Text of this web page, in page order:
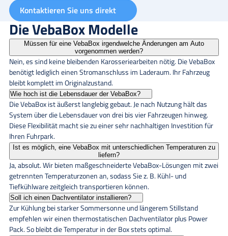
Kontaktieren Sie uns direkt
Die VebaBox Modelle
Müssen für eine VebaBox irgendwelche Änderungen am Auto
vorgenommen werden?
Nein, es sind keine bleibenden Karosseriearbeiten nötig. Die VebaBox
benötigt lediglich einen Stromanschluss im Laderaum. Ihr Fahrzeug
bleibt komplett im Originalzustand.
Wie hoch ist die Lebensdauer der VebaBox?
Die VebaBox ist äußerst langlebig gebaut. Je nach Nutzung hält das
System über die Lebensdauer von drei bis vier Fahrzeugen hinweg.
Diese Flexibilität macht sie zu einer sehr nachhaltigen Investition für
Ihren Fuhrpark.
Ist es möglich, eine VebaBox mit unterschiedlichen Temperaturen zu
liefern?
Ja, absolut. Wir bieten maßgeschneiderte VebaBox-Lösungen mit zwei
getrennten Temperaturzonen an, sodass Sie z. B. Kühl- und
Tiefkühlware zeitgleich transportieren können.
Soll ich einen Dachventilator installieren?
Zur Kühlung bei starker Sommersonne und längerem Stillstand
empfehlen wir einen thermostatischen Dachventilator plus Power
Pack. So bleibt die Temperatur in der Box stets optimal.